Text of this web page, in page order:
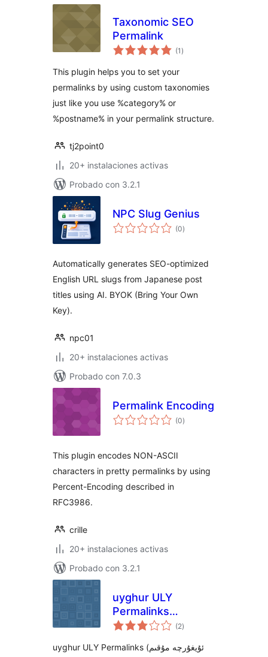
Taxonomic SEO
Permalink
(1 total
de
)
This plugin helps you to set your
permalinks by using custom taxonomies
just like you use %category% or
%postname% in your permalink structure.
tj2point0
20+ instalaciones activas
Probado con 3.2.1
NPC Slug Genius
(0total
de
)
Automatically generates SEO-optimized
English URL slugs from Japanese post
titles using AI. BYOK (Bring Your Own
Key).
npc01
20+ instalaciones activas
Probado con 7.0.3
Permalink Encoding
(0total
de
)
This plugin encodes NON-ASCII
characters in pretty permalinks by using
Percent-Encoding described in
RFC3986.
crille
20+ instalaciones activas
Probado con 3.2.1
uyghur ULY
Permalinks
(ئۇيغۇرچە مۇقىم
(2total
de
)
uyghur ULY Permalinks (ئۇيغۇرچە مۇقىم